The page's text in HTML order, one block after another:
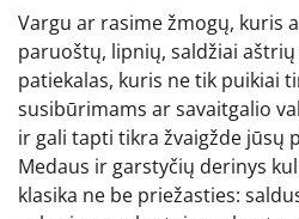
Vargu ar rasime žmogų, kuris
paruoštų, lipnių, saldžiai
patiekalas, kuris ne tik puikiai
susibūrimams ar savaitgalio
ir gali tapti tikra žvaigžde jūsų
Medaus ir garstyčių derinys
klasika ne be priežasties: